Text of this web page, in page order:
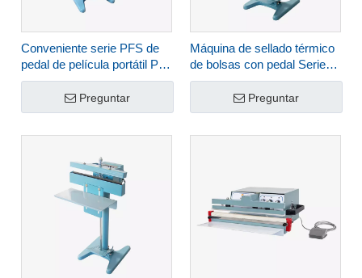
Conveniente serie PFS de
pedal de película portátil PE
PFS
Preguntar
Máquina de sellado térmico
de bolsas con pedal Serie
PFS*2
Preguntar